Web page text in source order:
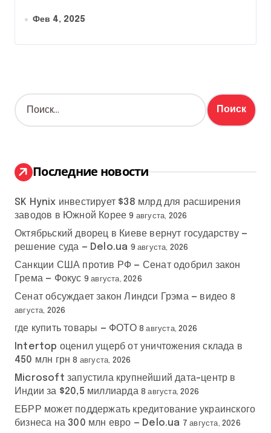
Фев 4, 2025
Н
а
:
Последние новости
SK Hynix инвестирует $38 млрд для расширения
заводов в Южной Корее 9 августа, 2026
Октябрьский дворец в Киеве вернут государству —
решение суда — Delo.ua 9 августа, 2026
Санкции США против РФ — Сенат одобрил закон
Грема — Фокус 9 августа, 2026
Сенат обсуждает закон Линдси Грэма — видео 8
августа, 2026
где купить товары — ФОТО 8 августа, 2026
Intertop оценил ущерб от уничтожения склада в
450 млн грн 8 августа, 2026
Microsoft запустила крупнейший дата-центр в
Индии за $20,5 миллиарда 8 августа, 2026
ЕБРР может поддержать кредитование украинского
бизнеса на 300 млн евро — Delo.ua 7 августа, 2026